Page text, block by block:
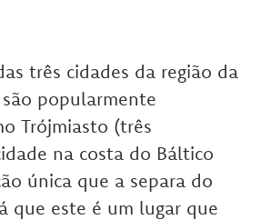
três cidades da região da
popularmente
Trójmiasto (três
na costa do Báltico
única que a separa do
que este é um lugar que